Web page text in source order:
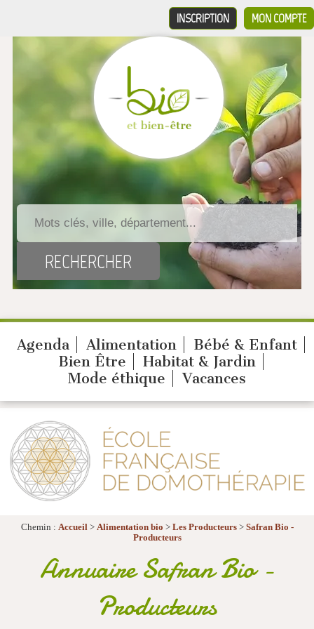
MON COMPTE
INSCRIPTION
Agenda Alimentation
Bébé & Enfant
Bien Être
Habitat & Jardin
Mode éthique
Vacances
Chemin : Accueil> Alimentation bio > Les Producteurs> Safran Bio -
Producteurs
Annuaire Safran Bio -
Producteurs